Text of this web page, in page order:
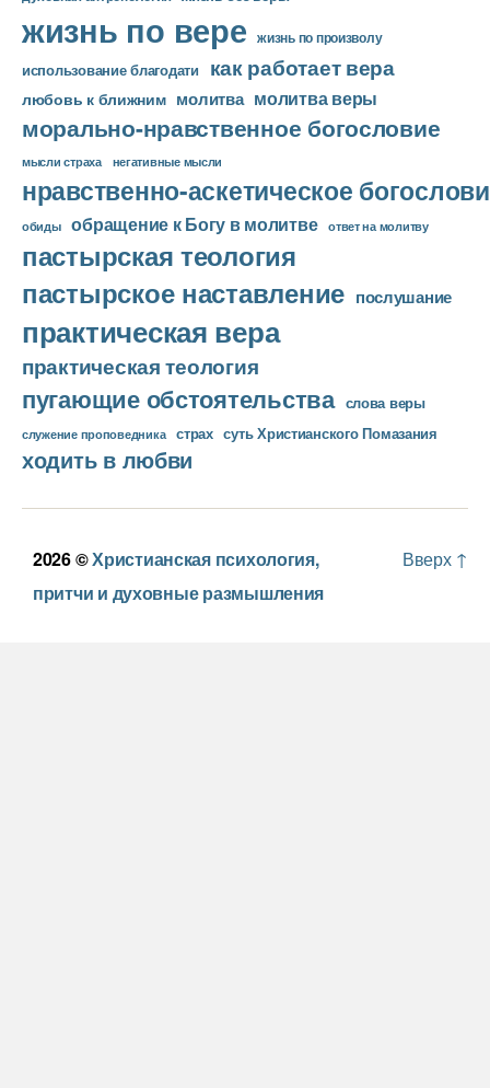
жизнь по вере жизнь по произволу
использование благодати как работает вера
любовь к ближним молитва молитва веры
морально-нравственное богословие
мысли страха негативные мысли
нравственно-аскетическое
обиды обращение к Богу в молитве ответ на молитву
пастырская теология
пастырское наставление послушание
практическая вера
практическая теология
пугающие обстоятельства слова веры
служение проповедника страх суть Христианского Помазания
ходить в любви
2026 ©Христианская психология,
притчи и духовные размышления
Вверх ↑